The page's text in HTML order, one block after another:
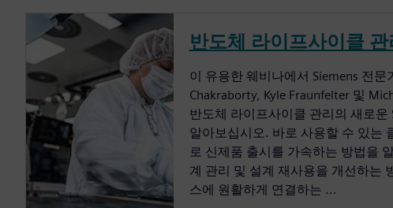
반도체 라이프사이클 관
이 유용한 웨비나에서 Siemens 전문
Chakraborty, Kyle Fraunfelter 및
반도체 라이프사이클 관리의 새로운
알아보십시오. 바로 사용할 수 있는
로 신제품 출시를 가속하는 방법을
계 관리 및 설계 재사용을 개선하는
스에 원활하게 연결하는 ...